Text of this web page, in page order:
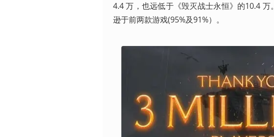
4.4 万，也远低于《毁灭战士永恒》的10.4
逊于前两款游戏(95%及91%）。